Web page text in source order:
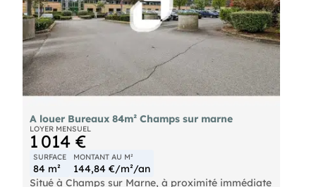
A louer Bureaux 84m² Champs sur marne
LOYER MENSUEL
1 014 €
SURFACE
84 m²
MONTANT AU M²
144,84 €/m²/an
Situé à Champs sur Marne, à proximité immédiate